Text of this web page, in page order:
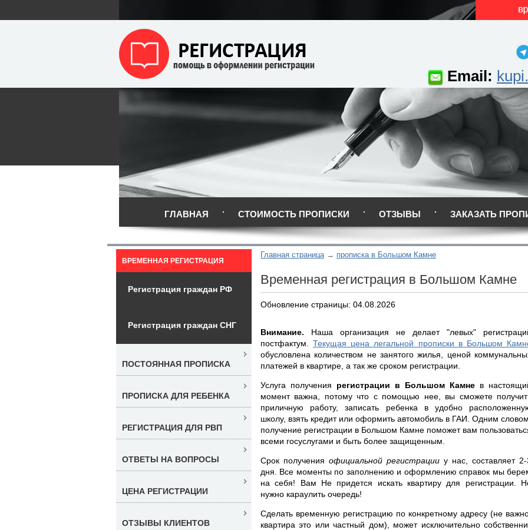
Email:
ГЛАВНАЯ СТОИМОСТЬ ПРОПИСКИ ОТЗЫВЫ ЗАКАЗАТЬ
Главная страница прописка в Большом Камне
Временная регистрация в Большом Камне
Обновление страницы: 04.08.2026
Внимание. Наша организация не делает "левых"
постфактум.Текущая цена легальной прописки в Большом
обусловлена количеством не занятого жилья, ценой
платежей в квартире, а так же сроком регистрации.
Услуга получения регистрации в Большом Камне в
момент важна, потому что с помощью нее, вы сможете
приличную работу, записать ребенка в удобно
школу, взять кредит или оформить автомобиль в ГАИ. Одним словом,
получение регистрации в Большом Камне поможет вам
всеми госуслугами и быть более защищенным.
Срок получения официальной регистрации у нас, составляет 2-
дня. Все моменты по заполнению и оформлению справок мы
на себя! Вам Не придется искать квартиру для регистрации.
нужно караулить очередь!
Сделать временную регистрацию по конкретному адресу (не
квартира это или частный дом), может исключительно
ВРЕМЕННАЯ РЕГИСТРАЦИЯ
Регистрация граждан РФ
Регистрация граждан СНГ
ПОСТОЯННАЯ ПРОПИСКА
ПРОПИСКА ДЛЯ РЕБЕНКА
РЕГИСТРАЦИЯ ДЛЯ РВП
ОТВЕТЫ НА ВОПРОСЫ
ЦЕНА РЕГИСТРАЦИИ
ОТЗЫВЫ КЛИЕНТОВ